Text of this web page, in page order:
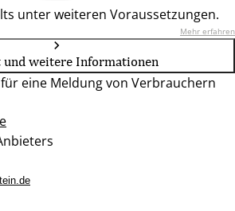
unter weiteren Voraussetzungen.
Mehr erfahren
und weitere Informationen
eine Meldung von Verbrauchern